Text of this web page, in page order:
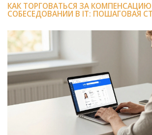
КАК ТОРГОВАТЬСЯ ЗА
СОБЕСЕДОВАНИИ В IT: ПОШАГОВАЯ